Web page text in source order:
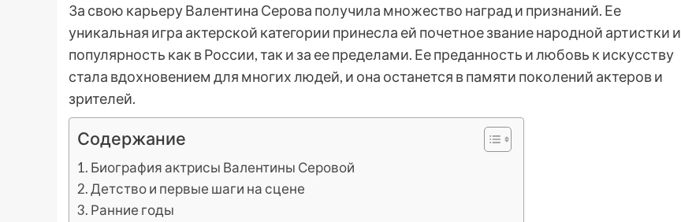
За свою карьеру Валентина Серова получила множество наград и признаний. Ее
уникальная игра актерской категории принесла ей почетное звание народной артистки и
популярность как в России, так и за ее пределами. Ее преданность и любовь к искусству
стала вдохновением для многих людей, и она останется в памяти поколений актеров и
зрителей.
Содержание
Биография актрисы Валентины Серовой
Детство и первые шаги на сцене
Ранние годы